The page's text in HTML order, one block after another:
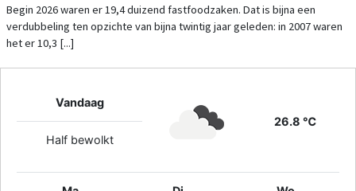
Begin 2026 waren er 19,4 duizend fastfoodzaken. Dat is bijna een
verdubbeling ten opzichte van bijna twintig jaar geleden: in 2007 waren
het er 10,3 [...]
Vandaag
26.8 ℃
Half bewolkt